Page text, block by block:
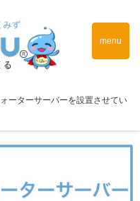
menu
ーターサーバーを設置させてい